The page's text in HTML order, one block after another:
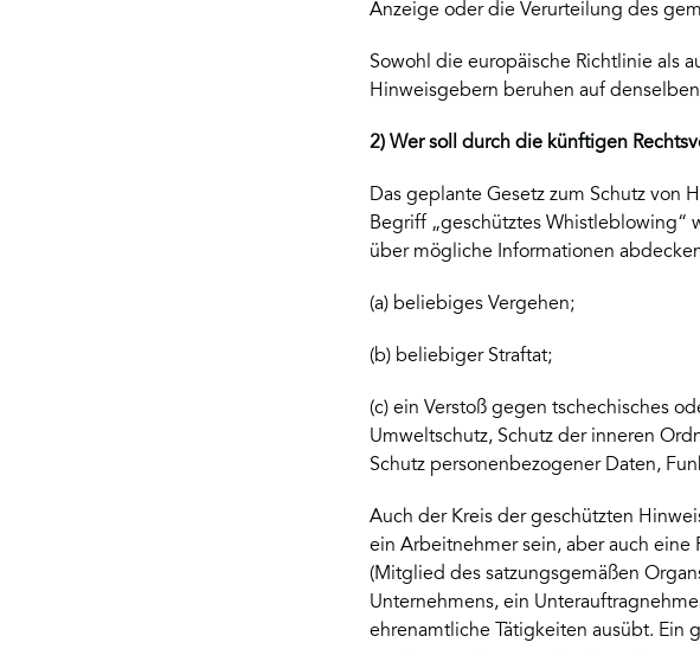
Anzeige oder die Verurteilung des
Sowohl die europäische Richtlinie als
Hinweisgebern beruhen auf
2) Wer soll durch die künftigen
Das geplante Gesetz zum Schutz von
Begriff „geschütztes Whistleblowing“
über mögliche Informationen
(a) beliebiges Vergehen;
(b) beliebiger Straftat;
(c) ein Verstoß gegen tschechisches
Umweltschutz, Schutz der inneren
Schutz personenbezogener Daten,
Auch der Kreis der geschützten
ein Arbeitnehmer sein, aber auch
(Mitglied des satzungsgemäßen
Unternehmens, ein
ehrenamtliche Tätigkeiten ausübt. Ein